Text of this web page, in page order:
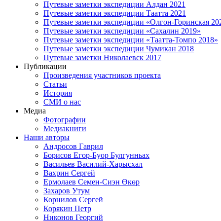
Путевые заметки экспедиции Алдан 2021
Путевые заметки экспедиции Таатта 2021
Путевые заметки экспедиции «Олгон-Горинская
Путевые заметки экспедиции «Сахалин 2019»
Путевые заметки экспедиции «Таатта-Томпо 2018»
Путевые заметки экспедиции Чумикан 2018
Путевые заметки Николаевск 2017
Публикации
Произведения участников проекта
Статьи
История
СМИ о нас
Медиа
Фотографии
Медиакниги
Наши авторы
Андросов Гаврил
Борисов Егор-Буор Булгунньах
Васильев Василий-Харысхал
Вахрин Сергей
Ермолаев Семен-Сиэн Өкөр
Захаров Утум
Корнилов Сергей
Корякин Петр
Никонов Георгий